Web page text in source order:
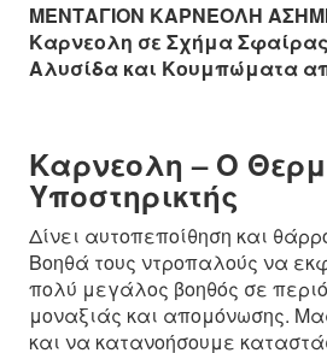
ΜΕΝΤΑΓΙΟΝ ΚΑΡΝΕΟΛΗ
Καρνεολη σε Σχήμα Σφαίρας
Αλυσίδα και Κουμπώματα
Καρνεολη – Ο
Υποστηρικτής
Δίνει αυτοπεποίθηση και
Βοηθά τους ντροπαλούς να
πολύ μεγάλος βοηθός σε
μοναξιάς και απομόνωσης.
και να κατανοήσουμε